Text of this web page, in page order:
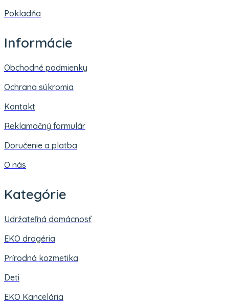
Pokladňa
Informácie
Obchodné podmienky
Ochrana súkromia
Kontakt
Reklamačný formulár
Doručenie a platba
O nás
Kategórie
Udržateľná domácnosť
EKO drogéria
Prírodná kozmetika
Deti
EKO Kancelária